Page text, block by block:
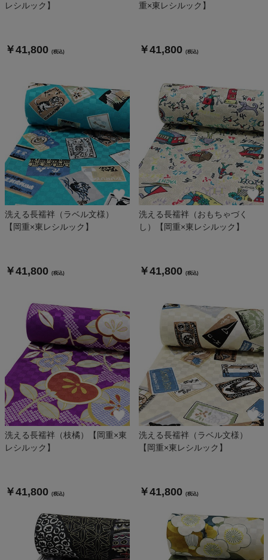
レシルック】
￥41,800 (税込)
重×東レシルック】
￥41,800 (税込)
洗える長襦袢（ラベル文様）
【岡重×東レシルック】
￥41,800 (税込)
洗える長襦袢（おもちゃづく
し）【岡重×東レシルック】
￥41,800 (税込)
洗える長襦袢（枝橘）【岡重×東
レシルック】
￥41,800 (税込)
洗える長襦袢（ラベル文様）
【岡重×東レシルック】
￥41,800 (税込)